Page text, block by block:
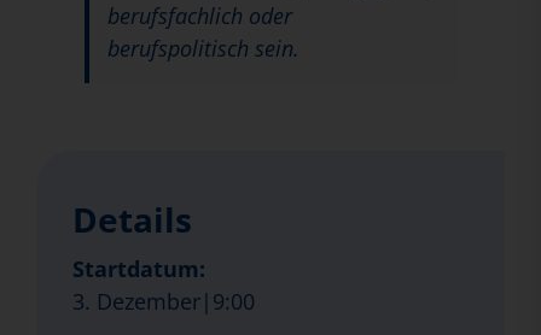
berufsfachlich oder
berufspolitisch sein.
Details
Startdatum:
3. Dezember|9:00